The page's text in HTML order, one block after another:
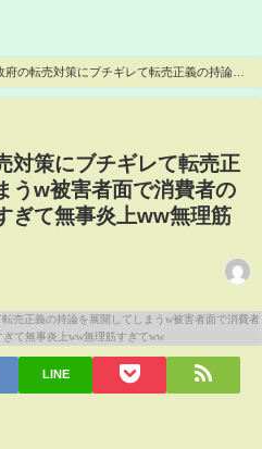
府の転売対策にブチギレて転売正義の持論を
にする内容がヤバすぎて無事炎上ww無理筋
対策にブチギレて転売正
うw被害者面で消費者の
ぎて無事炎上ww無理筋
LINE